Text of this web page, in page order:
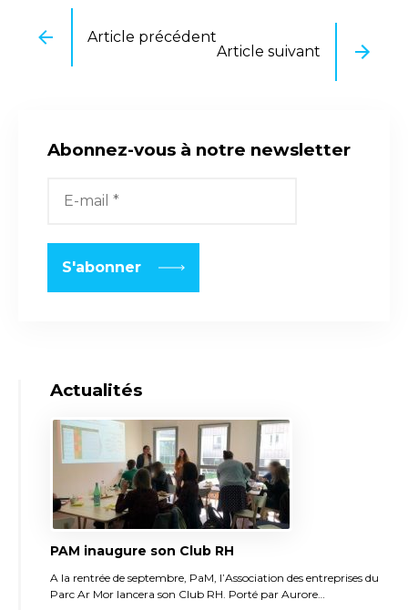
Article précédent
Article suivant
Abonnez-vous à notre newsletter
Actualités
PAM inaugure son Club RH
A la rentrée de septembre, PaM, l’Association des entreprises du
Parc Ar Mor lancera son Club RH. Porté par Aurore…